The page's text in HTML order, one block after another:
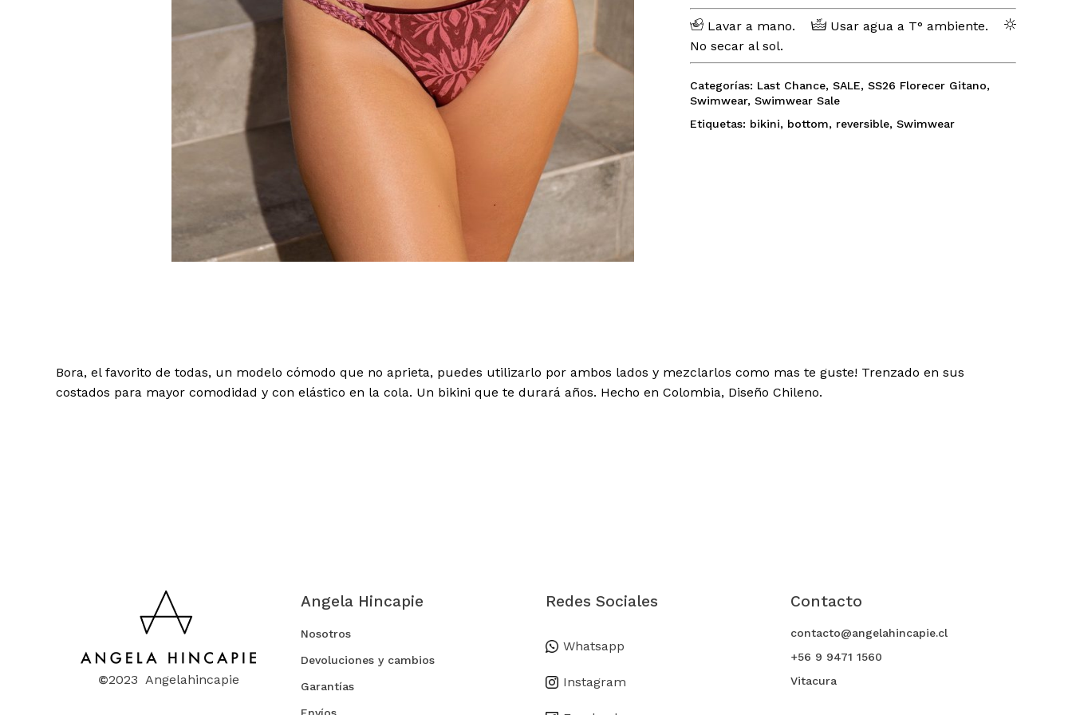
Lavar a mano.
Usar agua a T° ambiente.
No secar al sol.
Categorías: Last Chance, SALE, SS26 Florecer Gitano,
Swimwear, Swimwear Sale
Etiquetas: bikini, bottom, reversible, Swimwear
Bora, el favorito de todas, un modelo cómodo que no aprieta, puedes utilizarlo por ambos lados y mezclarlos como mas te guste! Trenzado en sus
costados para mayor comodidad y con elástico en la cola. Un bikini que te durará años. Hecho en Colombia, Diseño Chileno.
©2023 Angelahincapie
Angela Hincapie
Nosotros
Devoluciones y cambios
Garantías
Redes Sociales
Whatsapp
Instagram
Contacto
contacto@angelahincapie.cl
+56 9 9471 1560
Vitacura